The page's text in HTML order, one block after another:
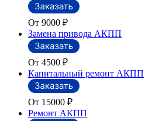
От 9000 ₽
Замена привода АКПП
От 4500 ₽
Капитальный ремонт АКПП
От 15000 ₽
Ремонт АКПП